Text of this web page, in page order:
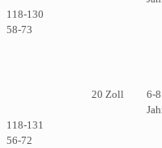
118-130
58-73
118-131
56-72
20 Zoll
6-8